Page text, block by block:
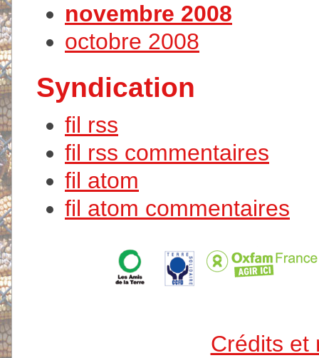
novembre 2008
octobre 2008
Syndication
fil rss
fil rss commentaires
fil atom
fil atom commentaires
Crédits et